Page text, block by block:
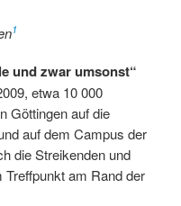
1
und zwar umsonst“
etwa 10 000
Göttingen auf die
auf dem Campus der
die Streikenden und
am Rand der